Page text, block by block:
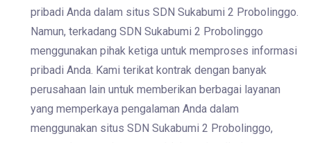
pribadi Anda dalam situs SDN Sukabumi 2 Probolinggo.
Namun, terkadang SDN Sukabumi 2 Probolinggo
menggunakan pihak ketiga untuk memproses informasi
pribadi Anda. Kami terikat kontrak dengan banyak
perusahaan lain untuk memberikan berbagai layanan
yang memperkaya pengalaman Anda dalam
menggunakan situs SDN Sukabumi 2 Probolinggo,